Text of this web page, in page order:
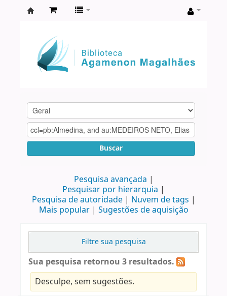
Agamenon
Magalhães
Buscar
Pesquisa avançada
Pesquisar por hierarquia
Pesquisa de autoridade
Nuvem de tags
Mais popular
Sugestões de aquisição
Filtre sua pesquisa
Sua pesquisa retornou 3 resultados.
Desculpe, sem sugestões.